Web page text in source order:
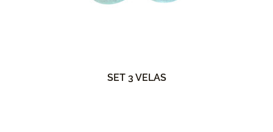
SET 3 VELAS